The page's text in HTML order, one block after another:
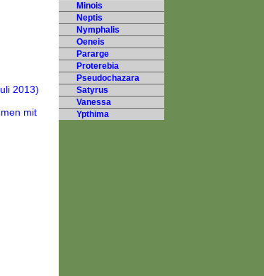
Minois
Neptis
Nymphalis
Oeneis
Pararge
Proterebia
Pseudochazara
Satyrus
Vanessa
Ypthima